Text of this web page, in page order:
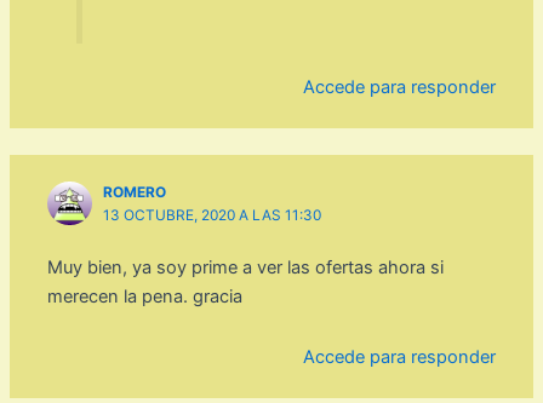
Accede para responder
ROMERO
13 OCTUBRE, 2020 A LAS 11:30
Muy bien, ya soy prime a ver las ofertas ahora si
merecen la pena. gracia
Accede para responder